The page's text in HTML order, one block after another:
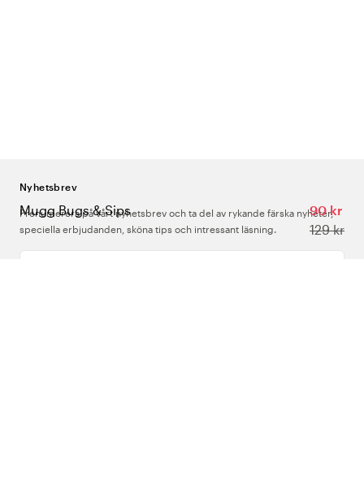
Mugg Bugs & Sips​
90 kr
129 kr
Nyhetsbrev
Prenumerera på vårt nyhetsbrev och ta del av rykande färska nyheter,
speciella erbjudanden, sköna tips och intressant läsning.
Ange din e-postadress